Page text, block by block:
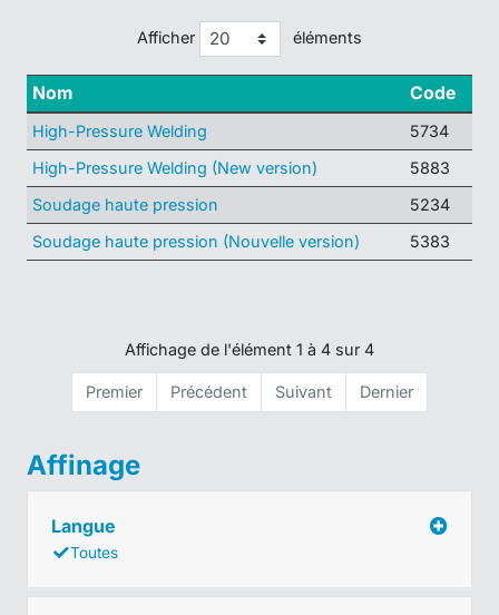
Afficher éléments
Nom Code
High-Pressure Welding
5734
High-Pressure Welding (New version)
5883
Soudage haute pression
5234
Soudage haute pression (Nouvelle version)
5383
Affichage de l'élément 1 à 4 sur 4
Premier Précédent Suivant Dernier
Affinage
Langue
Toutes